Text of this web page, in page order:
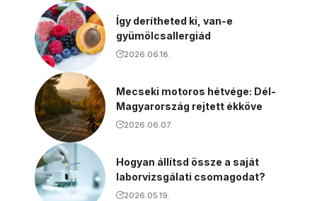
Így derítheted ki, van-e
gyümölcsallergiád
2026.06.18.
Mecseki motoros hétvége: Dél-
Magyarország rejtett ékköve
2026.06.07.
Hogyan állítsd össze a saját
laborvizsgálati csomagodat?
2026.05.19.